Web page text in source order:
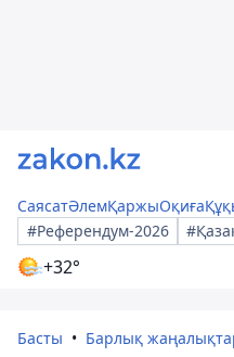
СаясатӘлемҚаржыОқиға
#Референдум-2026
+32°
Басты Барлық